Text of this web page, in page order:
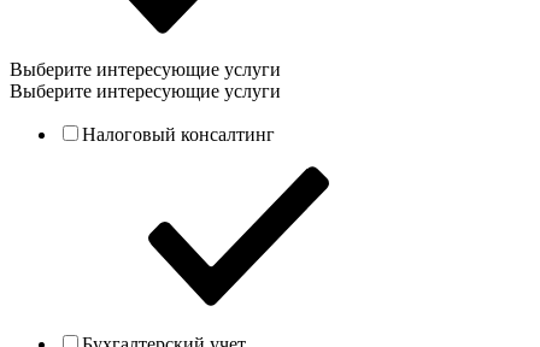
Выберите интересующие услуги
Выберите интересующие услуги
Налоговый консалтинг